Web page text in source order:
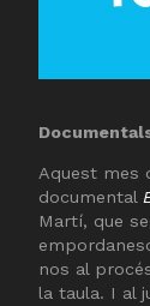
Aquest mes
documental
Martí, que
nos al
la taula. I al